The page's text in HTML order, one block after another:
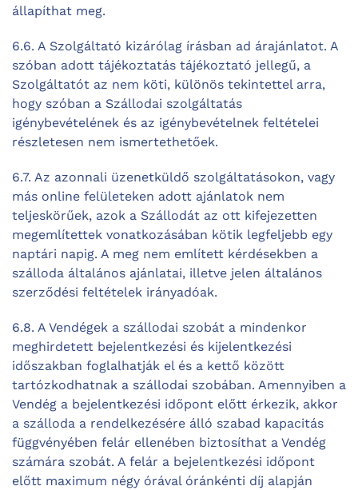
állapíthat meg.
6.6. A Szolgáltató kizárólag írásban ad árajánlatot. A
szóban adott tájékoztatás tájékoztató jellegű, a
Szolgáltatót az nem köti, különös tekintettel arra,
hogy szóban a Szállodai szolgáltatás
igénybevételének és az igénybevételnek feltételei
részletesen nem ismertethetőek.
6.7. Az azonnali üzenetküldő szolgáltatásokon, vagy
más online felületeken adott ajánlatok nem
teljeskörűek, azok a Szállodát az ott kifejezetten
megemlítettek vonatkozásában kötik legfeljebb egy
naptári napig. A meg nem említett kérdésekben a
szálloda általános ajánlatai, illetve jelen általános
szerződési feltételek irányadóak.
6.8. A Vendégek a szállodai szobát a mindenkor
meghirdetett bejelentkezési és kijelentkezési
időszakban foglalhatják el és a kettő között
tartózkodhatnak a szállodai szobában. Amennyiben a
Vendég a bejelentkezési időpont előtt érkezik, akkor
a szálloda a rendelkezésére álló szabad kapacitás
függvényében felár ellenében biztosíthat a Vendég
számára szobát. A felár a bejelentkezési időpont
előtt maximum négy órával óránkénti díj alapján